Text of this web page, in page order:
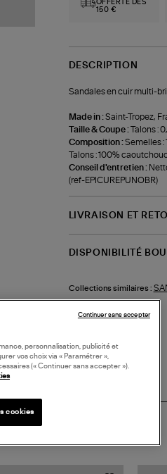
OFFERTE DÈS
150 €
DESCRIPTION
Sandales en cuir multi-
Made in :Saint-Tropez,
Taille & Coupe :Talons :
Composition :Semelles :
Talons : 100%
Conseil d'entretien :
(ref-EPICUREPUNOBR)
LIVRAISON ET
DISPONIBILITÉ
Collections similaires :
personnalisation, publicité et
vos choix via « Paramétrer »,
(« Continuer sans accepter »).
cookies
Continuer sans accepter